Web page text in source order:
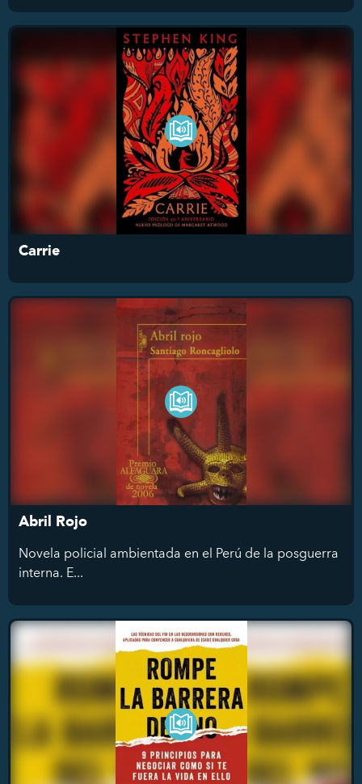
Carrie
Abril Rojo
Novela policial ambientada en el Perú de la posguerra
interna. E...